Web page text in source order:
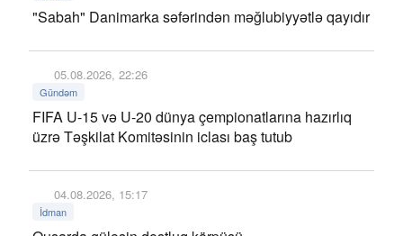
"Sabah" Danimarka səfərindən məğlubiyyətlə qayıdır
05.08.2026, 22:26
Gündəm
FIFA U-15 və U-20 dünya çempionatlarına hazırlıq
üzrə Təşkilat Komitəsinin iclası baş tutub
04.08.2026, 15:17
İdman